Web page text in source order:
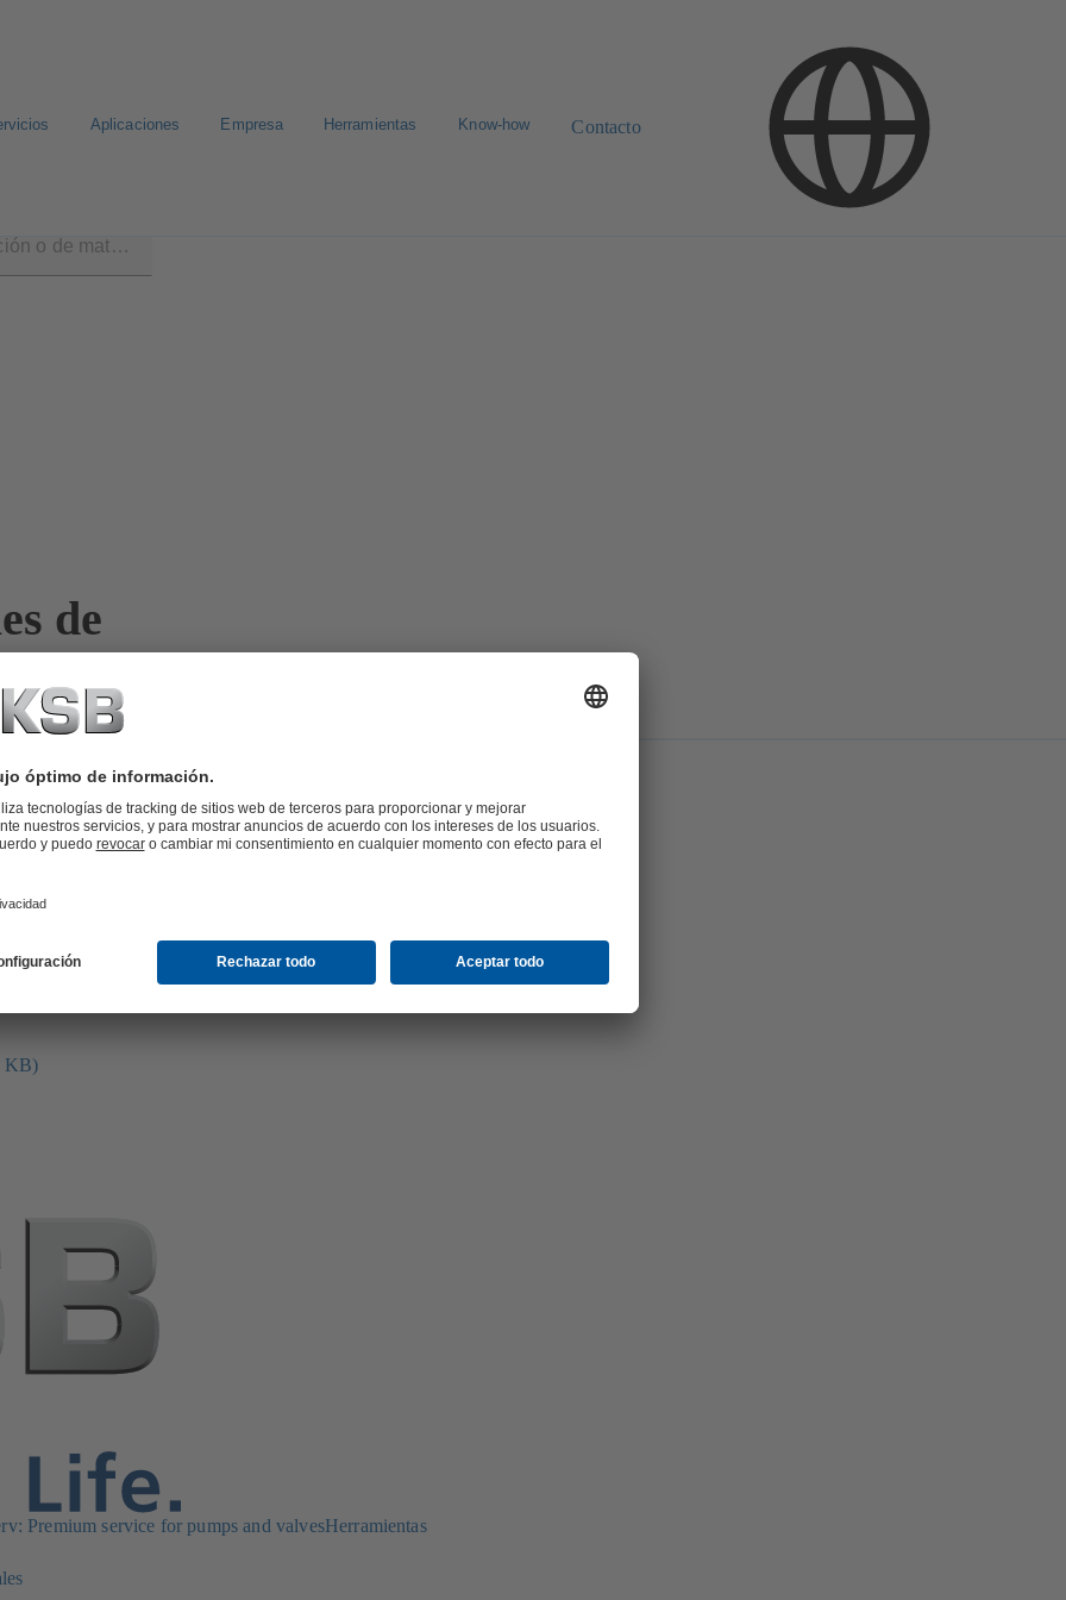
Aplicaciones Empresa Herramientas Know-how Contacto
de
KB)
Premium service for pumps and valvesHerramientas